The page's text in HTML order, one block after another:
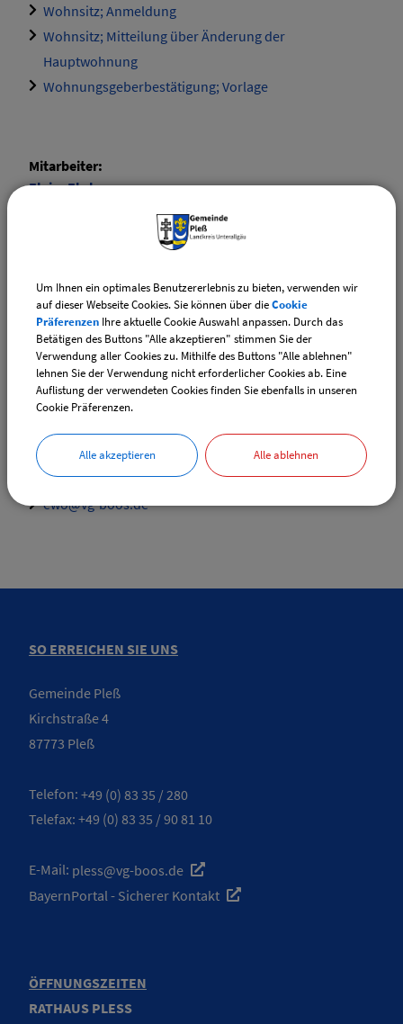
Wohnsitz; Anmeldung
Wohnsitz; Mitteilung über Änderung der
Hauptwohnung
Wohnungsgeberbestätigung; Vorlage
Mitarbeiter:
ElviraEhrle
ewo@vg-boos.de
Mitarbeiter:
DanielaHoidn
Tel.:(08335) 9829-20
E-Mail:ewo@vg-boos.de
E-Mail
ewo@vg-boos.de
SO ERREICHEN SIE UNS
Gemeinde Pleß
Kirchstraße 4
87773 Pleß
Telefon: +49 (0) 83 35 / 280
Telefax: +49 (0) 83 35 / 90 81 10
E-Mail: pless@vg-boos.de
BayernPortal - Sicherer Kontakt
ÖFFNUNGSZEITEN
RATHAUS PLESS
Um Ihnen ein optimales Benutzererlebnis zu bieten, verwenden wir
auf dieser Webseite Cookies. Sie können über dieCookie
Präferenzen Ihre aktuelle Cookie Auswahl anpassen. Durch das
Betätigen des Buttons "Alle akzeptieren" stimmen Sie der
Verwendung aller Cookies zu. Mithilfe des Buttons "Alle ablehnen"
lehnen Sie der Verwendung nicht erforderlicher Cookies ab. Eine
Auflistung der verwendeten Cookies finden Sie ebenfalls in unseren
Cookie Präferenzen.
Alle akzeptieren Alle ablehnen